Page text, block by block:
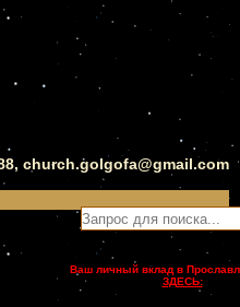
church.golgofa@gmail.com
Ваш личный вклад в
ЗДЕСЬ: